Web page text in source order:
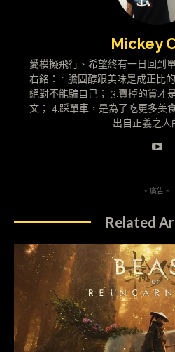
Mickey
愛模擬飛行、希望終有一日回到
右銘： 1.膽固醇跟美味是成正比
絕對不能騙自己； 3.賣掉的貨才
文； 4.踩單車，是為了吃更多美
出自正義之人
- 廣告 -
Related